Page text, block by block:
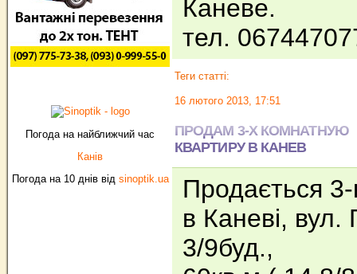
Погода на найближчий час
Канів
Погода на 10 днів від sinoptik.ua
Каневе.
тел.
Теги статті:
16 лютого 2013, 17:51
ПРОДАМ 3-Х КОМНАТНУЮ
КВАРТИРУ В КАНЕВ
Продається 3-
в Каневі, вул.
3/9буд.,